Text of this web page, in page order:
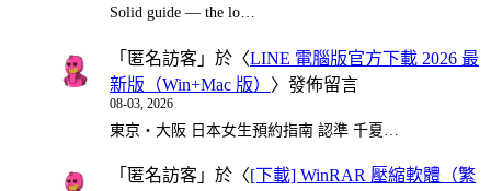
Solid guide — the lo…
「 匿名訪客 」於〈LINE 電腦版官方下載 2026 最
新版（Win+Mac 版） 〉發佈留言
08-03, 2026
東京・大阪 日本女生預約指南 認準 千夏…
「 匿名訪客 」於〈[下載] WinRAR 壓縮軟體（繁